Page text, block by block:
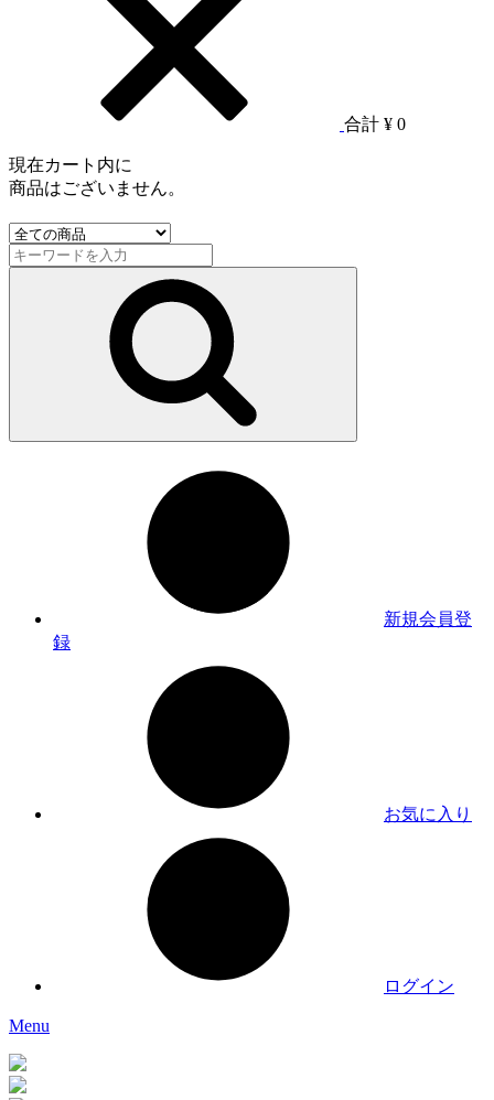
合計 ¥ 0
現在カート内に
商品はございません。
新規会員登
録
お気に入り
ログイン
Menu